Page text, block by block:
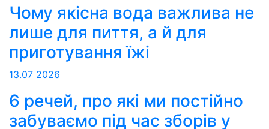
Чому якісна вода важлива не
лише для пиття, а й для
приготування їжі
13.07 2026
6 речей, про які ми постійно
забуваємо під час зборів у